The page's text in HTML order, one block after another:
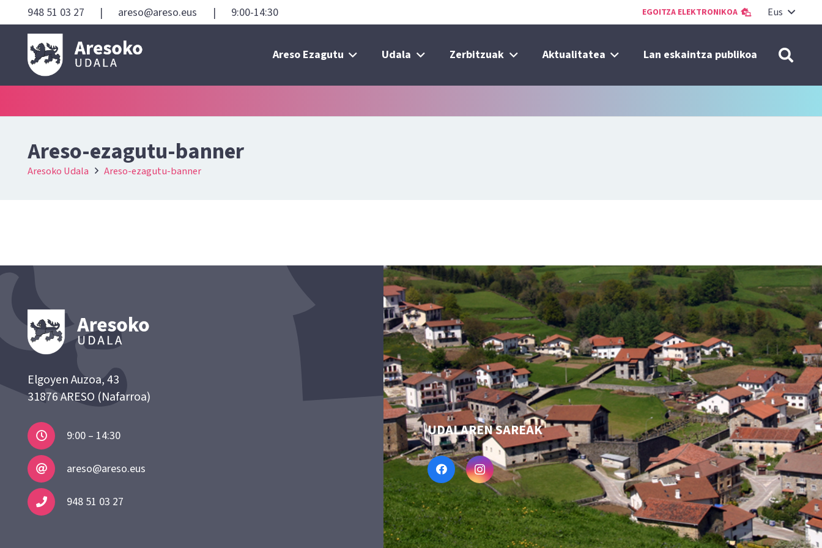
948 51 03 27 | areso@areso.eus | 9:00-14:30 EGOITZA ELEKTRONIKOA Eus
Areso Ezagutu Udala Zerbitzuak Aktualitatea Lan eskaintza publikoa
Areso-ezagutu-banner
Aresoko Udala Areso-ezagutu-banner
Elgoyen Auzoa, 43
31876 ARESO (Nafarroa)
9:00 – 14:30
areso@areso.eus
948 51 03 27
UDALAREN SAREAK